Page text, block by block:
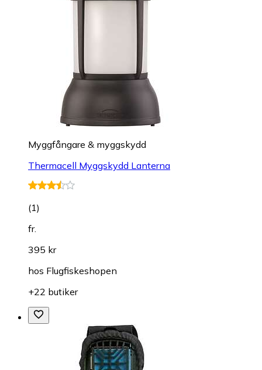
Myggfångare & myggskydd
Thermacell Myggskydd Lanterna
(1)
fr.
395 kr
hos Flugfiskeshopen
+22 butiker